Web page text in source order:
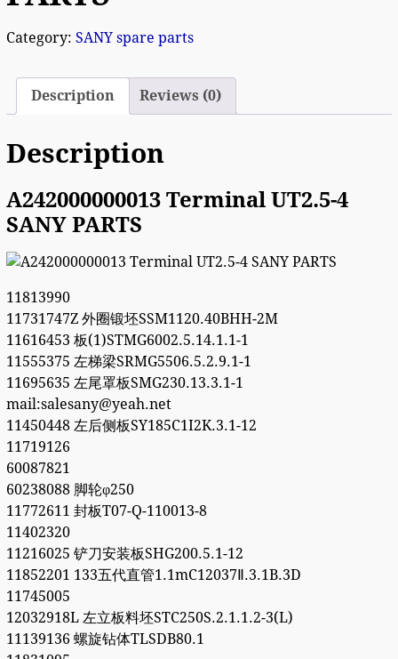
Category: SANY spare parts
Description Reviews (0)
Description
A242000000013 Terminal UT2.5-4
SANY PARTS
11813990
11731747Z 外圈锻坯SSM1120.40BHH-2M
11616453 板(1)STMG6002.5.14.1.1-1
11555375 左梯梁SRMG5506.5.2.9.1-1
11695635 左尾罩板SMG230.13.3.1-1
mail:salesany@yeah.net
11450448 左后侧板SY185C1I2K.3.1-12
11719126
60087821
60238088 脚轮φ250
11772611 封板T07-Q-110013-8
11402320
11216025 铲刀安装板SHG200.5.1-12
11852201 133五代直管1.1mC12037Ⅱ.3.1B.3D
11745005
12032918L 左立板料坯STC250S.2.1.1.2-3(L)
11139136 螺旋钻体TLSDB80.1